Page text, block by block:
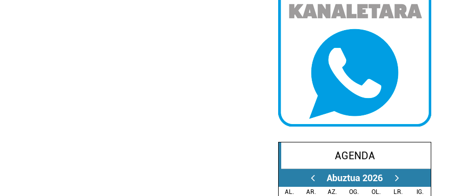
AGENDA
Abuztua 2026
AL. AR. AZ. OG. OL. LR.
IG.